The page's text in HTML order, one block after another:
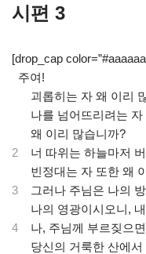
시편 3
[drop_cap
주여!
괴롭히는 자 왜 이리
나를 넘어뜨리려는 자
왜 이리 많습니까?
2 너 따위는 하늘마저
빈정대는 자 또한 왜
3 그러나 주님은 나의
나의 영광이시오니,
4 나, 주님께 부르짖으면
당신의 거룩한 산에